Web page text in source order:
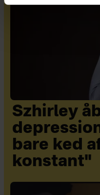
Szhirley
bare ked
konstant"